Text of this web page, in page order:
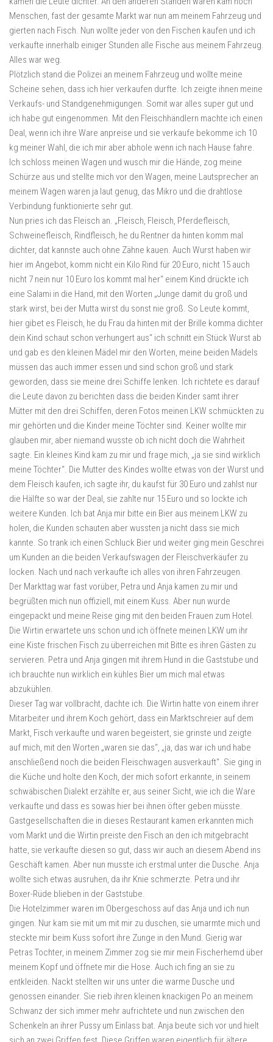
Menschen, fast der gesamte Markt war nun am meinem Fahrzeug und
gierten nach Fisch. Nun wollte jeder von den Fischen kaufen und ich
verkaufte innerhalb einiger Stunden alle Fische aus meinem Fahrzeug.
Alles war weg.
Plötzlich stand die Polizei an meinem Fahrzeug und wollte meine
Scheine sehen, dass ich hier verkaufen durfte. Ich zeigte ihnen meine
Verkaufs- und Standgenehmigungen. Somit war alles super gut und
ich habe gut eingenommen. Mit den Fleischhändlern machte ich einen
Deal, wenn ich ihre Ware anpreise und sie verkaufe bekomme ich 10
kg meiner Wahl, die ich mir aber abhole wenn ich nach Hause fahre.
Ich schloss meinen Wagen und wusch mir die Hände, zog meine
Schürze aus und stellte mich vor den Wagen, meine Lautsprecher an
meinem Wagen waren ja laut genug, das Mikro und die drahtlose
Verbindung funktionierte sehr gut.
Nun pries ich das Fleisch an. „Fleisch, Fleisch, Pferdefleisch,
Schweinefleisch, Rindfleisch, he du Rentner da hinten komm mal
dichter, dat kannste auch ohne Zähne kauen. Auch Wurst haben wir
hier im Angebot, komm nicht ein Kilo Rind für 20 Euro, nicht 15 auch
nicht 7 nein nur 10 Euro los kommt mal her“ einem Kind drückte ich
eine Salami in die Hand, mit den Worten „Junge damit du groß und
stark wirst, bei der Mutta wirst du sonst nie groß. So Leute kommt,
hier gibet es Fleisch, he du Frau da hinten mit der Brille komma dichter
dein Kind schaut schon verhungert aus“ ich schnitt ein Stück Wurst ab
und gab es den kleinen Mädel mir den Worten, meine beiden Mädels
müssen das auch immer essen und sind schon groß und stark
geworden, dass sie meine drei Schiffe lenken. Ich richtete es darauf
die Leute davon zu berichten dass die beiden Kinder samt ihrer
Mütter mit den drei Schiffen, deren Fotos meinen LKW schmückten zu
mir gehörten und die Kinder meine Töchter sind. Keiner wollte mir
glauben mir, aber niemand wusste ob ich nicht doch die Wahrheit
sagte. Ein kleines Kind kam zu mir und frage mich, „ja sie sind wirklich
meine Töchter“. Die Mutter des Kindes wollte etwas von der Wurst und
dem Fleisch kaufen, ich sagte ihr, du kaufst für 30 Euro und zahlst nur
die Hälfte so war der Deal, sie zahlte nur 15 Euro und so lockte ich
weitere Kunden. Ich bat Anja mir bitte ein Bier aus meinem LKW zu
holen, die Kunden schauten aber wussten ja nicht dass sie mich
kannte. So trank ich einen Schluck Bier und weiter ging mein Geschrei
um Kunden an die beiden Verkaufswagen der Fleischverkäufer zu
locken. Nach und nach verkaufte ich alles von ihren Fahrzeugen.
Der Markttag war fast vorüber, Petra und Anja kamen zu mir und
begrüßten mich nun offiziell, mit einem Kuss. Aber nun wurde
eingepackt und meine Reise ging mit den beiden Frauen zum Hotel.
Die Wirtin erwartete uns schon und ich öffnete meinen LKW um ihr
eine Kiste frischen Fisch zu überreichen mit Bitte es ihren Gästen zu
servieren. Petra und Anja gingen mit ihrem Hund in die Gaststube und
ich brauchte nun wirklich ein kühles Bier um mich mal etwas
abzukühlen.
Dieser Tag war vollbracht, dachte ich. Die Wirtin hatte von einem ihrer
Mitarbeiter und ihrem Koch gehört, dass ein Marktschreier auf dem
Markt, Fisch verkaufte und waren begeistert, sie grinste und zeigte
auf mich, mit den Worten „waren sie das“, „ja, das war ich und habe
anschließend noch die beiden Fleischwagen ausverkauft“. Sie ging in
die Küche und holte den Koch, der mich sofort erkannte, in seinem
schwäbischen Dialekt erzählte er, aus seiner Sicht, wie ich die Ware
verkaufte und dass es sowas hier bei ihnen öfter geben müsste.
Gastgesellschaften die in dieses Restaurant kamen erkannten mich
vom Markt und die Wirtin preiste den Fisch an den ich mitgebracht
hatte, sie verkaufte diesen so gut, dass wir auch an diesem Abend ins
Geschäft kamen. Aber nun musste ich erstmal unter die Dusche. Anja
wollte sich etwas ausruhen, da ihr Knie schmerzte. Petra und ihr
Boxer-Rüde blieben in der Gaststube.
Die Hotelzimmer waren im Obergeschoss auf das Anja und ich nun
gingen. Nur kam sie mit um mit mir zu duschen, sie umarmte mich und
steckte mir beim Kuss sofort ihre Zunge in den Mund. Gierig war
Petras Tochter, in meinem Zimmer zog sie mir mein Fischerhemd über
meinem Kopf und öffnete mir die Hose. Auch ich fing an sie zu
entkleiden. Nackt stellten wir uns unter die warme Dusche und
genossen einander. Sie rieb ihren kleinen knackigen Po an meinem
Schwanz der sich immer mehr aufrichtete und nun zwischen den
Schenkeln an ihrer Pussy um Einlass bat. Anja beute sich vor und hielt